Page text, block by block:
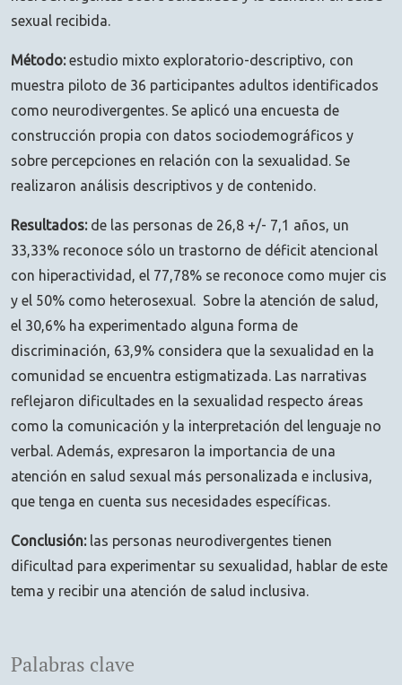
Palabras clave
sexual recibida.
Método:estudio mixto exploratorio-descriptivo, con
muestra piloto de 36 participantes adultos identificados
como neurodivergentes. Se aplicó una encuesta de
construcción propia con datos sociodemográficos y
sobre percepciones en relación con la sexualidad. Se
realizaron análisis descriptivos y de contenido.
Resultados:de las personas de 26,8 +/- 7,1 años, un
33,33% reconoce sólo un trastorno de déficit atencional
con hiperactividad, el 77,78% se reconoce como mujer cis
y el 50% como heterosexual. Sobre la atención de salud,
el 30,6% ha experimentado alguna forma de
discriminación, 63,9% considera que la sexualidad en la
comunidad se encuentra estigmatizada. Las narrativas
reflejaron dificultades en la sexualidad respecto áreas
como la comunicación y la interpretación del lenguaje no
verbal. Además, expresaron la importancia de una
atención en salud sexual más personalizada e inclusiva,
que tenga en cuenta sus necesidades específicas.
Conclusión:las personas neurodivergentes tienen
dificultad para experimentar su sexualidad, hablar de este
tema y recibir una atención de salud inclusiva.